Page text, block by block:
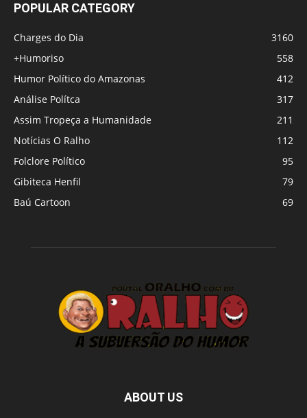
POPULAR CATEGORY
Charges do Dia
3160
+Humoriso
558
Humor Político do Amazonas
412
Análise Polítca
317
Assim Tropeça a Humanidade
211
Notícias O Ralho
112
Folclore Político
95
Gibiteca Henfil
79
Baú Cartoon
69
ABOUT US